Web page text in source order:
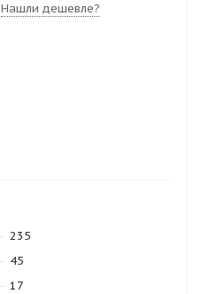
Нашли дешевле?
235
45
17